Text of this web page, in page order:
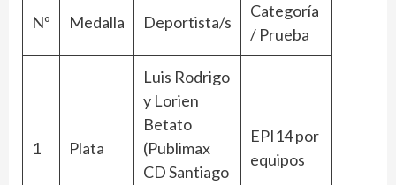
Nº Medalla Deportista/s
Categoría
/ Prueba
1 Plata
Luis Rodrigo
y Lorien
Betato
(Publimax
CD Santiago
EPI14 por
equipos